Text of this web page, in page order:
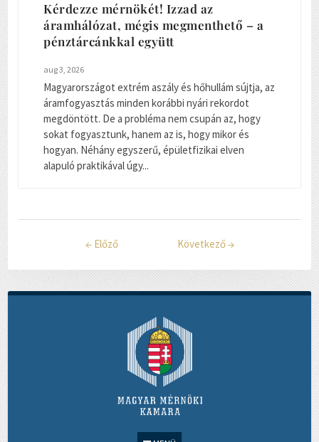
Kérdezze mérnökét! Izzad az
áramhálózat, mégis megmenthető – a
pénztárcánkkal együtt
aug 3, 2026
Magyarországot extrém aszály és hőhullám sújtja, az
áramfogyasztás minden korábbi nyári rekordot
megdöntött. De a probléma nem csupán az, hogy
sokat fogyasztunk, hanem az is, hogy mikor és
hogyan. Néhány egyszerű, épületfizikai elven
alapuló praktikával úgy...
← Előző Következő→